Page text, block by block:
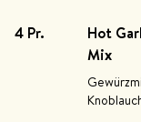
4 Pr.
Hot
Mix